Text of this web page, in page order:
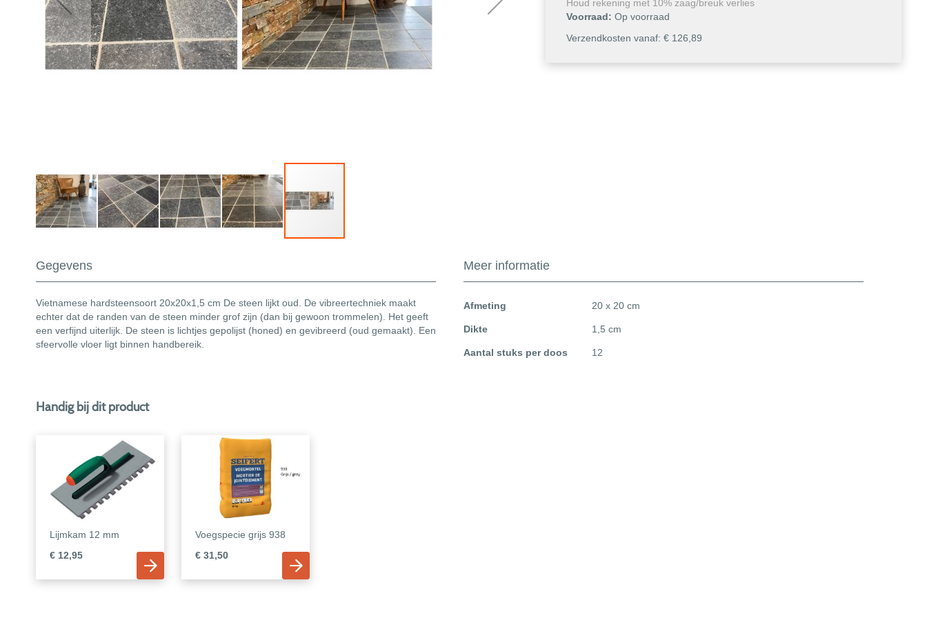
naar
van
de
afbeeldingen-
gallerij
Houd rekening met 10% zaag/breuk verlies
Voorraad: Op voorraad
Verzendkosten vanaf: € 126,89
Gegevens
Vietnamese hardsteensoort 20x20x1,5 cm De steen lijkt oud. De vibreertechniek maakt
echter dat de randen van de steen minder grof zijn (dan bij gewoon trommelen). Het geeft
een verfijnd uiterlijk. De steen is lichtjes gepolijst (honed) en gevibreerd (oud gemaakt). Een
sfeervolle vloer ligt binnen handbereik.
Meer informatie
Meer
Afmeting 20 x 20 cm
Dikte 1,5 cm
Aantal stuks per doos 12
Handig bij dit product
Lijmkam 12 mm
€ 12,95
Voegspecie grijs 938
€ 31,50